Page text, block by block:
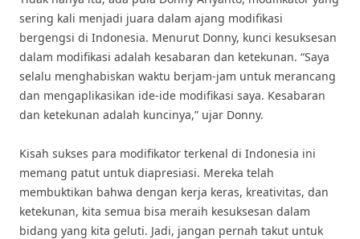
sering kali menjadi juara dalam ajang modifikasi
bergengsi di Indonesia. Menurut Donny, kunci kesuksesan
dalam modifikasi adalah kesabaran dan ketekunan. “Saya
selalu menghabiskan waktu berjam-jam untuk merancang
dan mengaplikasikan ide-ide modifikasi saya. Kesabaran
dan ketekunan adalah kuncinya,” ujar Donny.
Kisah sukses para modifikator terkenal di Indonesia ini
memang patut untuk diapresiasi. Mereka telah
membuktikan bahwa dengan kerja keras, kreativitas, dan
ketekunan, kita semua bisa meraih kesuksesan dalam
bidang yang kita geluti. Jadi, jangan pernah takut untuk